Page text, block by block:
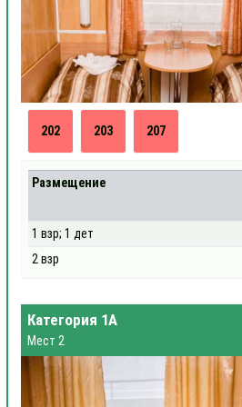
202 203 207
Размещение
1 взр; 1 дет
2 взр
Категория 1А
Мест 2